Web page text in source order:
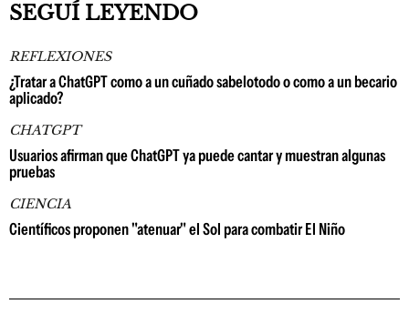
SEGUÍ LEYENDO
REFLEXIONES
¿Tratar a ChatGPT como a un cuñado sabelotodo o como a un becario
aplicado?
CHATGPT
Usuarios afirman que ChatGPT ya puede cantar y muestran algunas
pruebas
CIENCIA
Científicos proponen "atenuar" el Sol para combatir El Niño